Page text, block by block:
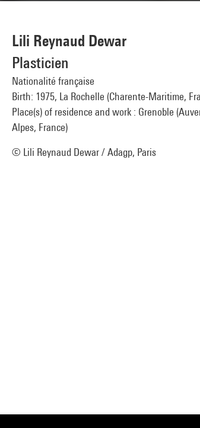
Lili Reynaud Dewar
Plasticien
Nationalité française
Birth: 1975, La Rochelle (Charente-Maritime,
Place(s) of residence and work : Grenoble
Alpes, France)
© Lili Reynaud Dewar / Adagp, Paris